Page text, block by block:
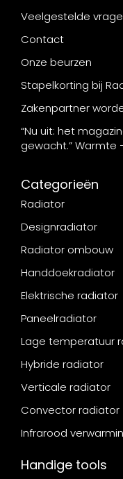
Veelgestelde
Contact
Onze beurzen
Stapelkorting bij
Zakenpartner
“Nu uit: het
gewacht.” Warmte
Categorieën
Radiator
Designradiator
Radiator ombouw
Handdoekradiator
Elektrische radiator
Paneelradiator
Lage temperatuur
Hybride radiator
Verticale radiator
Convector radiator
Infrarood
Handige tools